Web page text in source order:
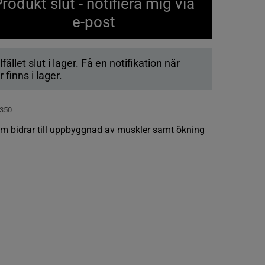
slut - notifiera mig via
e-post
slut i lager. Få en notifikation när
finns i lager.
bidrar till uppbyggnad av muskler samt ökning